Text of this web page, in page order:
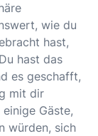
wie du
hast,
hast das
es geschafft,
mit dir
Gäste,
würden, sich